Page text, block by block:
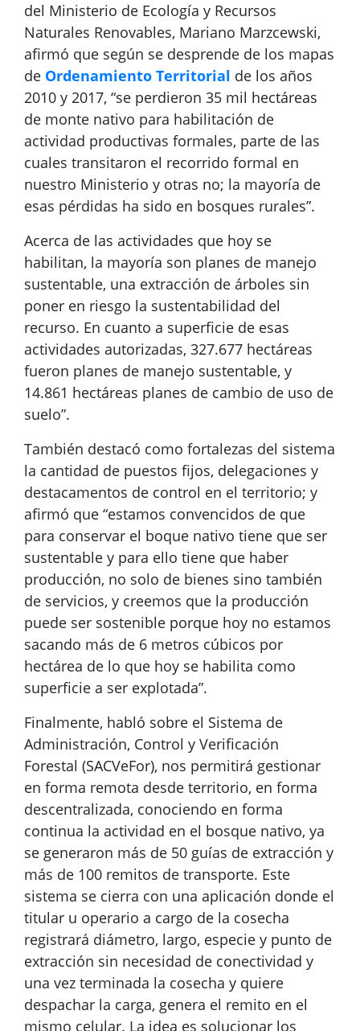
del Ministerio de Ecología y Recursos
Naturales Renovables, Mariano Marzcewski,
afirmó que según se desprende de los mapas
de Ordenamiento Territorial de los años
2010 y 2017, “se perdieron 35 mil hectáreas
de monte nativo para habilitación de
actividad productivas formales, parte de las
cuales transitaron el recorrido formal en
nuestro Ministerio y otras no; la mayoría de
esas pérdidas ha sido en bosques rurales”.
Acerca de las actividades que hoy se
habilitan, la mayoría son planes de manejo
sustentable, una extracción de árboles sin
poner en riesgo la sustentabilidad del
recurso. En cuanto a superficie de esas
actividades autorizadas, 327.677 hectáreas
fueron planes de manejo sustentable, y
14.861 hectáreas planes de cambio de uso de
suelo”.
También destacó como fortalezas del sistema
la cantidad de puestos fijos, delegaciones y
destacamentos de control en el territorio; y
afirmó que “estamos convencidos de que
para conservar el boque nativo tiene que ser
sustentable y para ello tiene que haber
producción, no solo de bienes sino también
de servicios, y creemos que la producción
puede ser sostenible porque hoy no estamos
sacando más de 6 metros cúbicos por
hectárea de lo que hoy se habilita como
superficie a ser explotada”.
Finalmente, habló sobre el Sistema de
Administración, Control y Verificación
Forestal (SACVeFor), nos permitirá gestionar
en forma remota desde territorio, en forma
descentralizada, conociendo en forma
continua la actividad en el bosque nativo, ya
se generaron más de 50 guías de extracción y
más de 100 remitos de transporte. Este
sistema se cierra con una aplicación donde el
titular u operario a cargo de la cosecha
registrará diámetro, largo, especie y punto de
extracción sin necesidad de conectividad y
una vez terminada la cosecha y quiere
despachar la carga, genera el remito en el
mismo celular. La idea es solucionar los